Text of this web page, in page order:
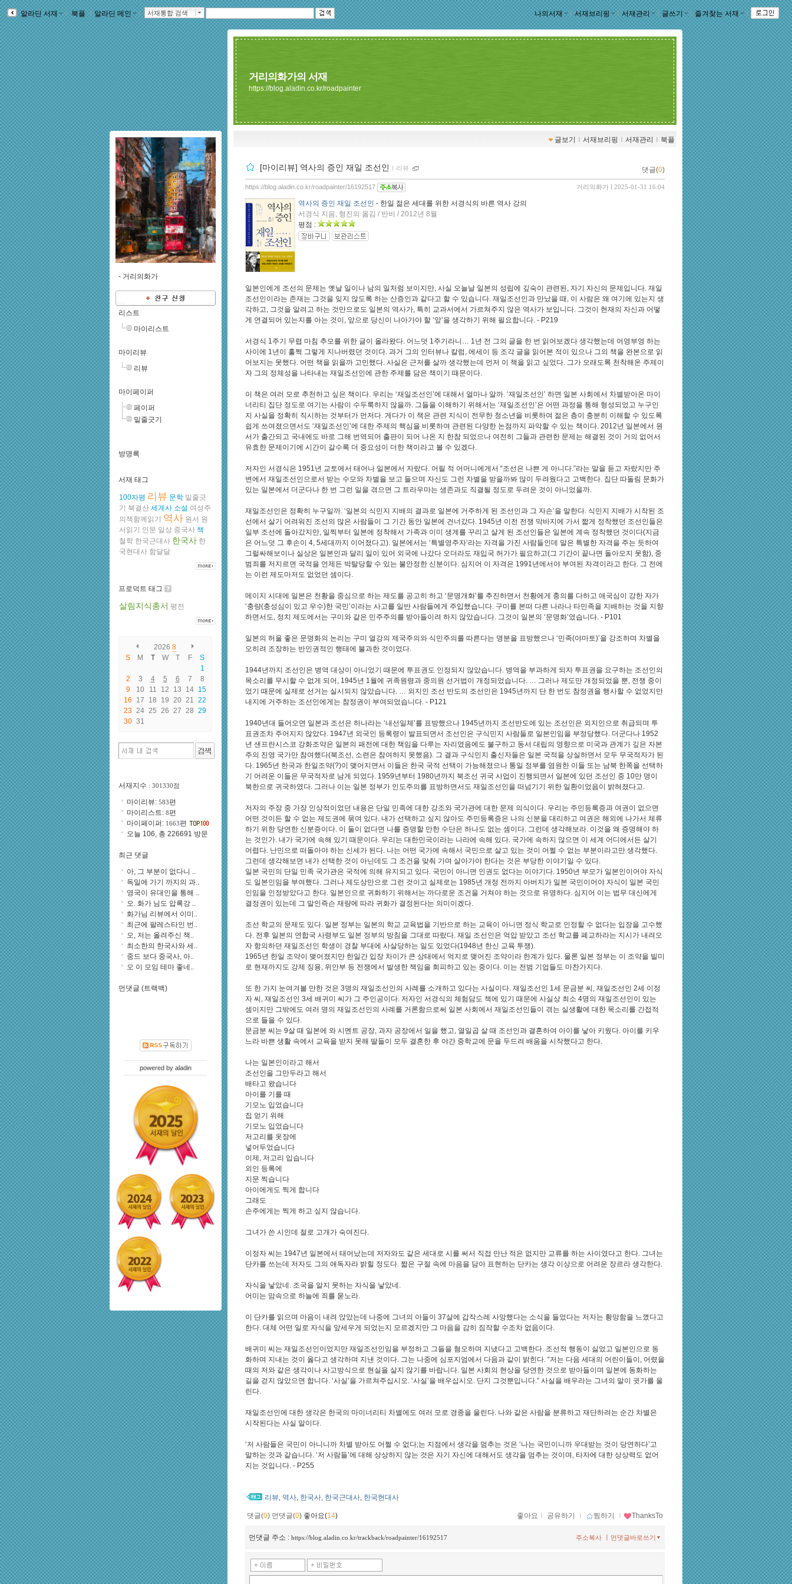
알라딘 서재 ｌ 북플 ｌ 알라딘 메인 ｌ 서재통합 검색 나의서재 ｌ 서재브리핑 ｌ 서재관리 ｌ 글쓰기 ｌ 즐겨찾는 서재 ｌ
거리의화가의 서재
https://blog.aladin.co.kr/roadpainter
글보기 ｌ 서재브리핑 ｌ 서재관리 ｌ 북플
[마이리뷰] 역사의 증인 재일 조선인 ｌ 리뷰 댓글(0)
거리의화가 l 2025-01-31 16:04
https://blog.aladin.co.kr/roadpainter/16192517
역사의 증인 재일 조선인 - 한일 젊은 세대를 위한 서경식의 바른 역사 강의
서경식 지음, 형진의 옮김 / 반비 / 2012년 8월
평점 :
일본인에게 조선의 문제는 옛날 일이나 남의 일처럼 보이지만, 사실 오늘날 일본의 성립에 깊숙이 관련된, 자기 자신의 문제입니다. 재일
조선인이라는 존재는 그것을 잊지 않도록 하는 산증인과 같다고 할 수 있습니다. 재일조선인과 만났을 때, 이 사람은 왜 여기에 있는지 생
각하고, 그것을 알려고 하는 것만으로도 일본의 역사가, 특히 교과서에서 가르쳐주지 않은 역사가 보입니다. 그것이 현재의 자신과 어떻
게 연결되어 있는지를 아는 것이, 앞으로 당신이 나아가야 할 ‘앞’을 생각하기 위해 필요합니다. - P219
서경식 1주기 무렵 마침 추모를 위한 글이 올라왔다. 어느덧 1주기라니… 1년 전 그의 글을 한 번 읽어보겠다 생각했는데 어영부영 하는
사이에 1년이 훌쩍 그렇게 지나버렸던 것이다. 과거 그의 인터뷰나 칼럼, 에세이 등 조각 글을 읽어본 적이 있으나 그의 책을 완본으로 읽
어보지는 못했다. 어떤 책을 읽을까 고민했다. 사실은 근저를 살까 생각했는데 먼저 이 책을 읽고 싶었다. 그가 오래도록 천착해온 주제이
자 그의 정체성을 나타내는 재일조선인에 관한 주제를 담은 책이기 때문이다.
이 책은 여러 모로 추천하고 싶은 책이다. 우리는 ‘재일조선인’에 대해서 얼마나 알까. ‘재일조선인’ 하면 일본 사회에서 차별받아온 마이
너리티 집단 정도로 여기는 사람이 수두룩하지 않을까. 그들을 이해하기 위해서는 ‘재일조선인’은 어떤 과정을 통해 형성되었고 누구인
지 사실을 정확히 직시하는 것부터가 먼저다. 게다가 이 책은 관련 지식이 전무한 청소년을 비롯하여 젊은 층이 충분히 이해할 수 있도록
쉽게 쓰여졌으면서도 ‘재일조선인’에 대한 주제의 핵심을 비롯하여 관련된 다양한 논점까지 파악할 수 있는 책이다. 2012년 일본에서 원
서가 출간되고 국내에도 바로 그해 번역되어 출판이 되어 나온 지 한참 되었으나 여전히 그들과 관련한 문제는 해결된 것이 거의 없어서
유효한 문제이기에 시간이 갈수록 더 중요성이 더한 책이라고 볼 수 있겠다.
저자인 서경식은 1951년 교토에서 태어나 일본에서 자랐다. 어릴 적 어머니에게서 “조선은 나쁜 게 아니다.”라는 말을 듣고 자랐지만 주
변에서 재일조선인으로서 받는 수모와 차별을 보고 들으며 자신도 그런 차별을 받을까봐 많이 두려웠다고 고백한다. 집단 따돌림 문화가
있는 일본에서 더군다나 한 번 그런 일을 겪으면 그 트라우마는 생존과도 직결될 정도로 두려운 것이 아니었을까.
재일조선인은 정확히 누구일까. ‘일본의 식민지 지배의 결과로 일본에 거주하게 된 조선인과 그 자손’을 말한다. 식민지 지배가 시작된 조
선에서 살기 어려워진 조선의 많은 사람들이 그 기간 동안 일본에 건너갔다. 1945년 이전 전쟁 막바지에 가서 짧게 정착했던 조선인들은
일부 조선에 돌아갔지만, 일찍부터 일본에 정착해서 가족과 이미 생계를 꾸리고 살게 된 조선인들은 일본에 계속 정착했던 것이다(지금
은 어느덧 그 후손이 4, 5세대까지 이어졌다고). 일본에서는 ‘특별영주자’라는 자격을 가진 사람들인데 말은 특별한 자격을 주는 듯하여
그럴싸해보이나 실상은 일본인과 달리 일이 있어 외국에 나갔다 오더라도 재입국 허가가 필요하고(그 기간이 끝나면 돌아오지 못함), 중
범죄를 저지르면 국적을 언제든 박탈당할 수 있는 불안정한 신분이다. 심지어 이 자격은 1991년에서야 부여된 자격이라고 한다. 그 전에
는 이런 제도마저도 없었던 셈이다.
메이지 시대에 일본은 천황을 중심으로 하는 제도를 공고히 하고 ‘문명개화’를 추진하면서 천황에게 충의를 다하고 애국심이 강한 자가
‘충량(충성심이 있고 우수)한 국민’이라는 사고를 일반 사람들에게 주입했습니다. 구미를 본떠 다른 나라나 타민족을 지배하는 것을 지향
하면서도, 정치 제도에서는 구미와 같은 민주주의를 받아들이려 하지 않았습니다. 그것이 일본의 ‘문명화’였습니다. - P101
일본의 허울 좋은 문명화의 논리는 구미 열강의 제국주의와 식민주의를 따른다는 명분을 표방했으나 ‘민족(야마토)’을 강조하며 차별을
오히려 조장하는 반인권적인 행태에 불과한 것이었다.
1944년까지 조선인은 병역 대상이 아니었기 때문에 투표권도 인정되지 않았습니다. 병역을 부과하게 되자 투표권을 요구하는 조선인의
목소리를 무시할 수 없게 되어, 1945년 1월에 귀족원령과 중의원 선거법이 개정되었습니다. … 그러나 제도만 개정되었을 뿐, 전쟁 중이
었기 때문에 실제로 선거는 실시되지 않았습니다. … 외지인 조선 반도의 조선인은 1945년까지 단 한 번도 참정권을 행사할 수 없었지만
내지에 거주하는 조선인에게는 참정권이 부여되었습니다. - P121
1940년대 들어오면 일본과 조선은 하나라는 ‘내선일체’를 표방했으나 1945년까지 조선반도에 있는 조선인은 외지인으로 취급되며 투
표권조차 주어지지 않았다. 1947년 외국인 등록령이 발표되면서 조선인은 구식민지 사람들로 일본인임을 부정당했다. 더군다나 1952
년 샌프란시스코 강화조약은 일본의 패전에 대한 책임을 다루는 자리였음에도 불구하고 동서 대립의 영향으로 미국과 관계가 깊은 자본
주의 진영 국가만 참여했다(북조선, 소련은 참여하지 못했음). 그 결과 구식민지 출신자들은 일본 국적을 상실하면서 모두 무국적자가 된
다. 1965년 한국과 한일조약(?)이 맺어지면서 이들은 한국 국적 선택이 가능해졌으나 통일 정부를 염원한 이들 또는 남북 한쪽을 선택하
기 어려운 이들은 무국적자로 남게 되었다. 1959년부터 1980년까지 북조선 귀국 사업이 진행되면서 일본에 있던 조선인 중 10만 명이
북한으로 귀국하였다. 그러나 이는 일본 정부가 인도주의를 표방하면서도 재일조선인을 떠넘기기 위한 일환이었음이 밝혀졌다고.
저자의 주장 중 가장 인상적이었던 내용은 단일 민족에 대한 강조와 국가관에 대한 문제 의식이다. 우리는 주민등록증과 여권이 없으면
어떤 것이든 할 수 없는 제도권에 묶여 있다. 내가 선택하고 싶지 않아도 주민등록증은 나의 신분을 대리하고 여권은 해외에 나가서 체류
하기 위한 당연한 신분증이다. 이 둘이 없다면 나를 증명할 만한 수단은 하나도 없는 셈이다. 그런데 생각해보라. 이것을 왜 증명해야 하
는 것인가. 내가 국가에 속해 있기 때문이다. 우리는 대한민국이라는 나라에 속해 있다. 국가에 속하지 않으면 이 세계 어디에서든 살기
어렵다. 난민으로 떠돌아야 하는 신세가 된다. 나는 어떤 국가에 속해서 국민으로 살고 있는 것이 어쩔 수 없는 부분이라고만 생각했다.
그런데 생각해보면 내가 선택한 것이 아닌데도 그 조건을 맞춰 가며 살아가야 한다는 것은 부당한 이야기일 수 있다.
일본 국민의 단일 민족 국가관은 국적에 의해 유지되고 있다. 국민이 아니면 인권도 없다는 이야기다. 1950년 부모가 일본인이어야 자식
도 일본인임을 부여했다. 그러나 제도상만으로 그런 것이고 실제로는 1985년 개정 전까지 아버지가 일본 국민이어야 자식이 일본 국민
인임을 인정받았다고 한다. 일본인으로 귀화하기 위해서는 까다로운 조건을 거쳐야 하는 것으로 유명하다. 심지어 이는 법무 대신에게
결정권이 있는데 그 말인즉슨 재량에 따라 귀화가 결정된다는 의미이겠다.
조선 학교의 문제도 있다. 일본 정부는 일본의 학교 교육법을 기반으로 하는 교육이 아니면 정식 학교로 인정할 수 없다는 입장을 고수했
다. 전후 일본의 연합국 사령부도 일본 정부의 방침을 그대로 따랐다. 재일 조선인은 억압 받았고 조선 학교를 폐교하라는 지시가 내려오
자 항의하던 재일조선인 학생이 경찰 부대에 사살당하는 일도 있었다(1948년 한신 교육 투쟁).
1965년 한일 조약이 맺어졌지만 한일간 입장 차이가 큰 상태에서 억지로 맺어진 조약이라 한계가 있다. 물론 일본 정부는 이 조약을 빌미
로 현재까지도 강제 징용, 위안부 등 전쟁에서 발생한 책임을 회피하고 있는 중이다. 이는 전범 기업들도 마찬가지다.
또 한 가지 눈여겨볼 만한 것은 3명의 재일조선인의 사례를 소개하고 있다는 사실이다. 재일조선인 1세 문금분 씨, 재일조선인 2세 이정
자 씨, 재일조선인 3세 배귀미 씨가 그 주인공이다. 저자인 서경식의 체험담도 책에 있기 때문에 사실상 최소 4명의 재일조선인이 있는
셈이지만 그밖에도 여러 명의 재일조선인의 사례를 거론함으로써 일본 사회에서 재일조선인들이 겪는 실생활에 대한 목소리를 간접적
으로 들을 수 있다.
문금분 씨는 9살 때 일본에 와 시멘트 공장, 과자 공장에서 일을 했고, 열일곱 살 때 조선인과 결혼하여 아이를 낳아 키웠다. 아이를 키우
느라 바쁜 생활 속에서 교육을 받지 못해 딸들이 모두 결혼한 후 야간 중학교에 문을 두드려 배움을 시작했다고 한다.
나는 일본인이라고 해서
조선인을 그만두라고 해서
배타고 왔습니다
아이를 기를 때
기모노 입었습니다
집 얻기 위해
기모노 입었습니다
저고리를 옷장에
넣어두었습니다
이제, 저고리 입습니다
외인 등록에
지문 찍습니다
아이에게도 찍게 합니다
그래도
손주에게는 찍게 하고 싶지 않습니다.
그녀가 쓴 시인데 절로 고개가 숙여진다.
이정자 씨는 1947년 일본에서 태어났는데 저자와도 같은 세대로 시를 써서 직접 만난 적은 없지만 교류를 하는 사이였다고 한다. 그녀는
단카를 쓰는데 저자도 그의 애독자라 밝힐 정도다. 짧은 구절 속에 마음을 담아 표현하는 단카는 생각 이상으로 어려운 장르라 생각한다.
자식을 낳았네. 조국을 알지 못하는 자식을 낳았네.
어미는 맘속으로 하늘에 죄를 묻노라.
이 단카를 읽으며 마음이 내려 앉았는데 나중에 그녀의 아들이 37살에 갑작스레 사망했다는 소식을 들었다는 저자는 황망함을 느꼈다고
한다. 대체 어떤 일로 자식을 앞세우게 되었는지 모르겠지만 그 마음을 감히 짐작할 수조차 없음이다.
배귀미 씨는 재일조선인이었지만 재일조선인임을 부정하고 그들을 혐오하며 지냈다고 고백한다. 조선적 행동이 싫었고 일본인으로 동
화하며 지내는 것이 옳다고 생각하며 지낸 것이다. 그는 나중에 심포지엄에서 다음과 같이 밝힌다. “저는 다음 세대의 어린이들이, 어렸을
때의 저와 같은 생각이나 사고방식으로 현실을 살지 않기를 바랍니다. 일본 사회의 현상을 당연한 것으로 받아들이며 일본에 동화하는
길을 걷지 않았으면 합니다. ‘사실’을 가르쳐주십시오. ‘사실’을 배우십시오. 단지 그것뿐입니다.” 사실을 배우라는 그녀의 말이 귓가를 울
린다.
재일조선인에 대한 생각은 한국의 마이너리티 차별에도 여러 모로 경종을 울린다. 나와 같은 사람을 분류하고 재단하려는 순간 차별은
시작된다는 사실 말이다.
‘저 사람들은 국민이 아니니까 차별 받아도 어쩔 수 없다;는 지점에서 생각을 멈추는 것은 ‘나는 국민이니까 우대받는 것이 당연하다’고
말하는 것과 같습니다. ‘저 사람들’에 대해 상상하지 않는 것은 자기 자신에 대해서도 생각을 멈추는 것이며, 타자에 대한 상상력도 없어
지는 것입니다. - P255
리뷰, 역사, 한국사, 한국근대사, 한국현대사
댓글(0) 먼댓글(0) 좋아요(14) 좋아요 ｌ 공유하기 ｌ 찜하기 ｌ ThanksTo
먼댓글 주소 : https://blog.aladin.co.kr/trackback/roadpainter/16192517 먼댓글바로쓰기
주소복사
- 거리의화가
리스트
마이리스트
마이리뷰
리뷰
마이페이퍼
페이퍼
밑줄긋기
방명록
서재 태그
100자평 리뷰 문학 밑줄긋
기 북결산 세계사 소설 여성주
의책함께읽기 역사 원서 원
서읽기 인문 일상 중국사 책
철학 한국근대사 한국사 한
국현대사 함달달
프로덕트 태그
살림지식총서 평전
2026 8
S
M T W T F
S
1
2
3 4 5 6 7
8
9
10 11 12 13 14 15
16
17 18 19 20 21
22
23 24 25 26 27 28 29
30 31
서재지수 : 301330점
마이리뷰: 583편
마이리스트: 8편
마이페이퍼: 1663편
오늘 106, 총 226691 방문
최근 댓글
아, 그 부분이 없다니 ..
독일에 가기 까지의 과..
영국이 유대인을 통해 ..
오. 화가 님도 압록강 ..
화가님 리뷰에서 이미..
최근에 팔레스타인 번..
오, 저는 올려주신 책..
최소한의 한국사와 세..
중드 보다 중국사, 아..
오 이 모임 테마 좋네..
먼댓글 (트랙백)
powered by aladin